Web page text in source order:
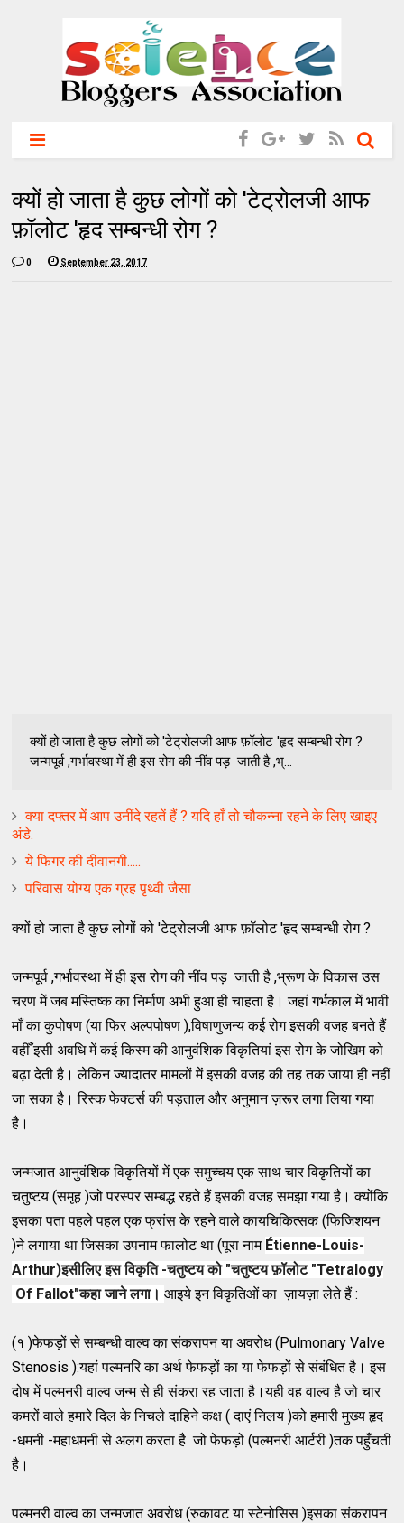
क्यों हो जाता है कुछ लोगों को 'टेट्रोलजी आफ
फ़ॉलोट 'हृद सम्बन्धी रोग ?
0 September 23, 2017
क्यों हो जाता है कुछ लोगों को 'टेट्रोलजी आफ फ़ॉलोट 'हृद सम्बन्धी रोग ?
जन्मपूर्व ,गर्भावस्था में ही इस रोग की नींव पड़ जाती है ,भ्...
क्या दफ्तर में आप उनींदे रहतें हैं ? यदि हाँ तो चौकन्ना रहने के लिए खाइए
अंडे.
ये फिगर की दीवानगी.....
परिवास योग्य एक ग्रह पृथ्वी जैसा
क्यों हो जाता है कुछ लोगों को 'टेट्रोलजी आफ फ़ॉलोट 'हृद सम्बन्धी रोग ?
जन्मपूर्व ,गर्भावस्था में ही इस रोग की नींव पड़ जाती है ,भ्रूण के विकास उस
चरण में जब मस्तिष्क का निर्माण अभी हुआ ही चाहता है। जहां गर्भकाल में भावी
माँ का कुपोषण (या फिर अल्पपोषण ),विषाणुजन्य कई रोग इसकी वजह बनते हैं
वहीँ इसी अवधि में कई किस्म की आनुवंशिक विकृतियां इस रोग के जोखिम को
बढ़ा देती है। लेकिन ज्यादातर मामलों में इसकी वजह की तह तक जाया ही नहीं
जा सका है। रिस्क फेक्टर्स की पड़ताल और अनुमान ज़रूर लगा लिया गया
है।
जन्मजात आनुवंशिक विकृतियों में एक समुच्चय एक साथ चार विकृतियों का
चतुष्टय (समूह )जो परस्पर सम्बद्ध रहते हैं इसकी वजह समझा गया है। क्योंकि
इसका पता पहले पहल एक फ्रांस के रहने वाले कायचिकित्सक (फिजिशयन
)ने लगाया था जिसका उपनाम फालोट था (पूरा नाम Étienne-Louis-
Arthur)इसीलिए इस विकृति -चतुष्टय को "चतुष्टय फ़ॉलोट "Tetralogy
Of Fallot"कहा जाने लगा।आइये इन विकृतिओं का ज़ायज़ा लेते हैं :
(१ )फेफड़ों से सम्बन्धी वाल्व का संकरापन या अवरोध (Pulmonary Valve
Stenosis ):यहां पल्मनरि का अर्थ फेफड़ों का या फेफड़ों से संबंधित है। इस
दोष में पल्मनरी वाल्व जन्म से ही संकरा रह जाता है।यही वह वाल्व है जो चार
कमरों वाले हमारे दिल के निचले दाहिने कक्ष ( दाएं निलय )को हमारी मुख्य हृद
-धमनी -महाधमनी से अलग करता है जो फेफड़ों (पल्मनरी आर्टरी )तक पहुँचती
है।
पल्मनरी वाल्व का जन्मजात अवरोध (रुकावट या स्टेनोसिस )इसका संकरापन